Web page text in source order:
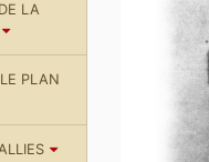
LA
PLAN